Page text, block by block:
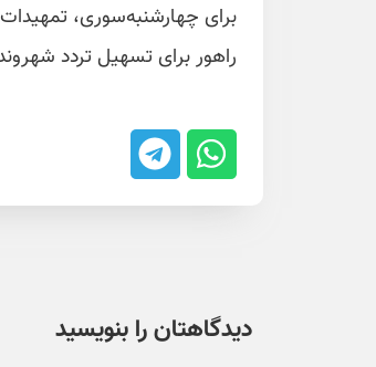
برای چهارشنبه‌سوری،
راهور برای تسهیل تردد
دیدگاهتان را بنویسید